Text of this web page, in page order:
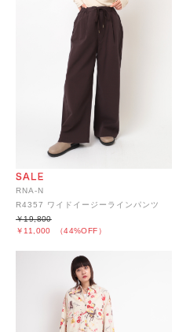
RNA-N
R4357 ワイドイージーラインパンツ
￥11,000 （44%OFF）
￥19,800